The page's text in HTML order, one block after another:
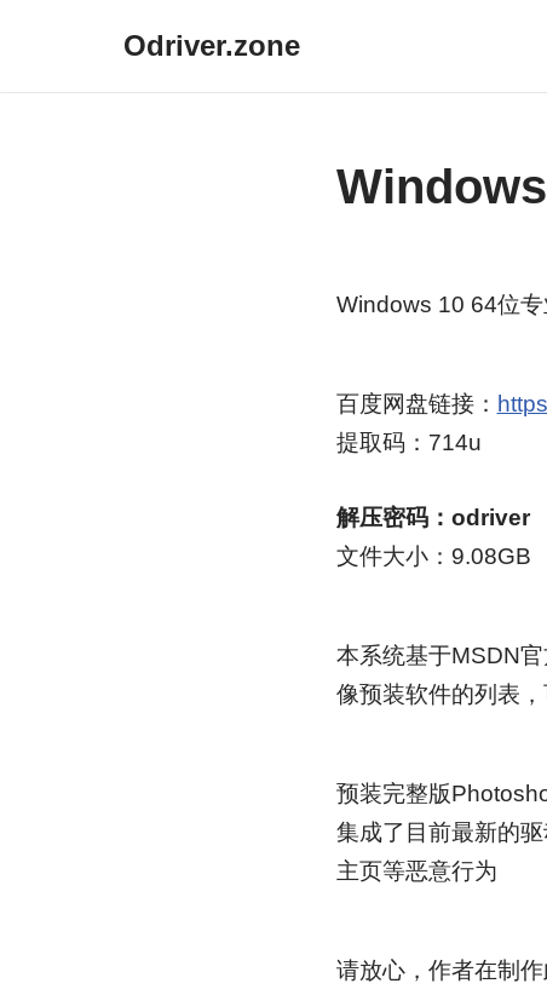
Odriver.zone
Windows 10 64位
百度网盘链接：
提取码：714u
解压密码：odriver
文件大小：9.08GB
本系统基于MSDN
像预装软件的列表，
预装完整版
集成了目前最新的
主页等恶意行为
请放心，作者在制